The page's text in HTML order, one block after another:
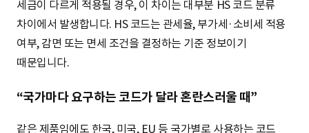
세금이 다르게 적용될 경우, 이 차이는 대부분 HS 코드 분류
차이에서 발생합니다. HS 코드는 관세율, 부가세·소비세 적용
여부, 감면 또는 면세 조건을 결정하는 기준 정보이기
때문입니다.
“국가마다 요구하는 코드가 달라 혼란스러울 때”
같은 제품임에도 한국, 미국, EU 등 국가별로 사용하는 코드